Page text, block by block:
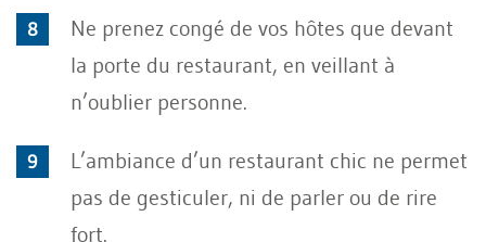
Ne prenez congé de vos hôtes que devant
la porte du restaurant, en veillant à
n’oublier personne.
L’ambiance d’un restaurant chic ne permet
pas de gesticuler, ni de parler ou de rire
fort.